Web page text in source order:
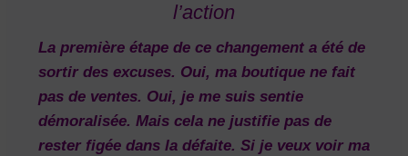
l’action
La première étape de ce changement a été de
sortir des excuses. Oui, ma boutique ne fait
pas de ventes. Oui, je me suis sentie
démoralisée. Mais cela ne justifie pas de
rester figée dans la défaite. Si je veux voir ma